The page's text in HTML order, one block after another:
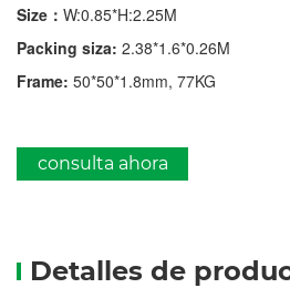
Size： W:0.85*H:2.25M
Packing siza: 2.38*1.6*0.26M
Frame: 50*50*1.8mm, 77KG
consulta ahora
Detalles de